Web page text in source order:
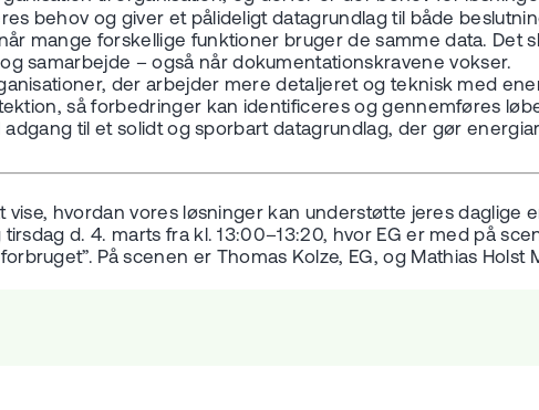
behov og giver et pålideligt datagrundlag til både
mange forskellige funktioner bruger de samme data.
samarbejde – også når dokumentationskravene vokser.
der arbejder mere detaljeret og teknisk med
så forbedringer kan identificeres og gennemføres
til et solidt og sporbart datagrundlag, der gør
vise, hvordan vores løsninger kan understøtte jeres daglige
d. 4. marts fra kl. 13:00–13:20, hvor EG er med på
På scenen er Thomas Kolze, EG, og Mathias Holst